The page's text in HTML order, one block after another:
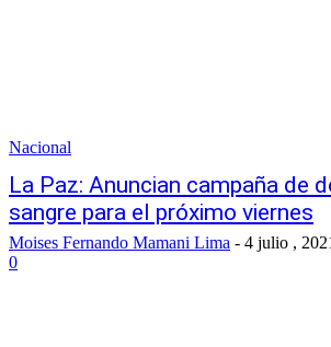
Nacional
La Paz: Anuncian campaña de
sangre para el próximo viernes
Moises Fernando Mamani Lima - 4 julio ,
0